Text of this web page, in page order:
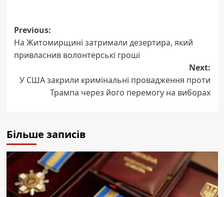
Post
navigation
Previous:
На Житомирщині затримали дезертира, який
привласнив волонтерські гроші
Next:
У США закрили кримінальні провадження проти
Трампа через його перемогу на виборах
Більше записів